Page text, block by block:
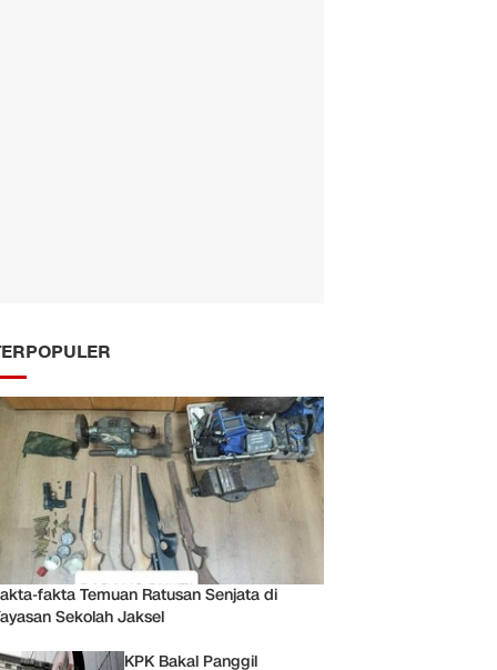
fakta Temuan Ratusan Senjata di
Sekolah Jaksel
KPK Bakal Panggil